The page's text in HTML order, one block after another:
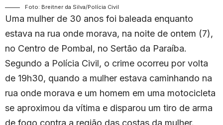
Foto: Breitner da Silva/Polícia Civil
Uma mulher de 30 anos foi baleada enquanto
estava na rua onde morava, na noite de ontem (7),
no Centro de Pombal, no Sertão da Paraíba.
Segundo a Polícia Civil, o crime ocorreu por volta
de 19h30, quando a mulher estava caminhando na
rua onde morava e um homem em uma motocicleta
se aproximou da vítima e disparou um tiro de arma
de fogo contra a região das costas da mulher.